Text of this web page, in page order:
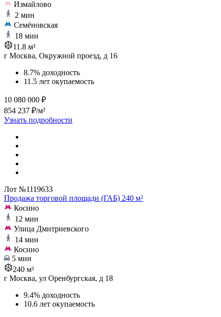
Измайлово
2 мин
Семёновская
18 мин
11.8 м²
г Москва, Окружной проезд, д 16
8.7% доходность
11.5 лет окупаемость
10 080 000 ₽
854 237 ₽/м²
Узнать подробности
Лот №1119633
Продажа торговой площади (ГАБ) 240 м²
Косино
12 мин
Улица Дмитриевского
14 мин
Косино
5 мин
240 м²
г Москва, ул Оренбургская, д 18
9.4% доходность
10.6 лет окупаемость